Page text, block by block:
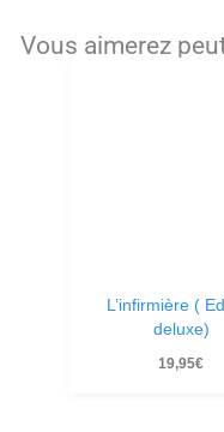
Vous aimerez
L’infirmière (
deluxe)
19,95€